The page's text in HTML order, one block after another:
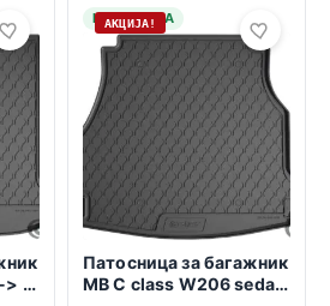
> -
НА ЗАЛИХА
АКЦИЈА!
Патосница за багажник
MB C class W206 sedan